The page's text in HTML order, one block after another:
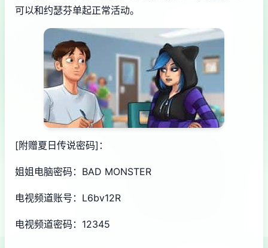
可以和约瑟芬单起正常活动。
[附赠夏日传说密码]：
姐姐电脑密码：BAD MONSTER
电视频道账号：L6bv12R
电视频道密码：12345